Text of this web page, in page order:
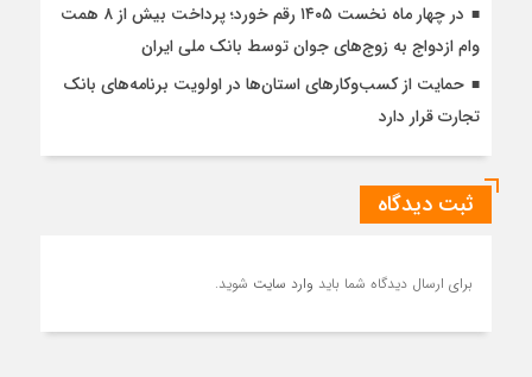
در چهار ماه نخست ۱۴۰۵ رقم خورد؛ پرداخت بیش از ۸ همت
وام ازدواج به زوج‌های جوان توسط بانک ملی ایران
حمایت از کسب‌وکارهای استان‌ها در اولویت برنامه‌های بانک
تجارت قرار دارد
ثبت دیدگاه
برای ارسال دیدگاه شما باید وارد سایت شوید.